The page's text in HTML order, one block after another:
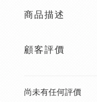
商品描述
顧客評價
尚未有任何評價